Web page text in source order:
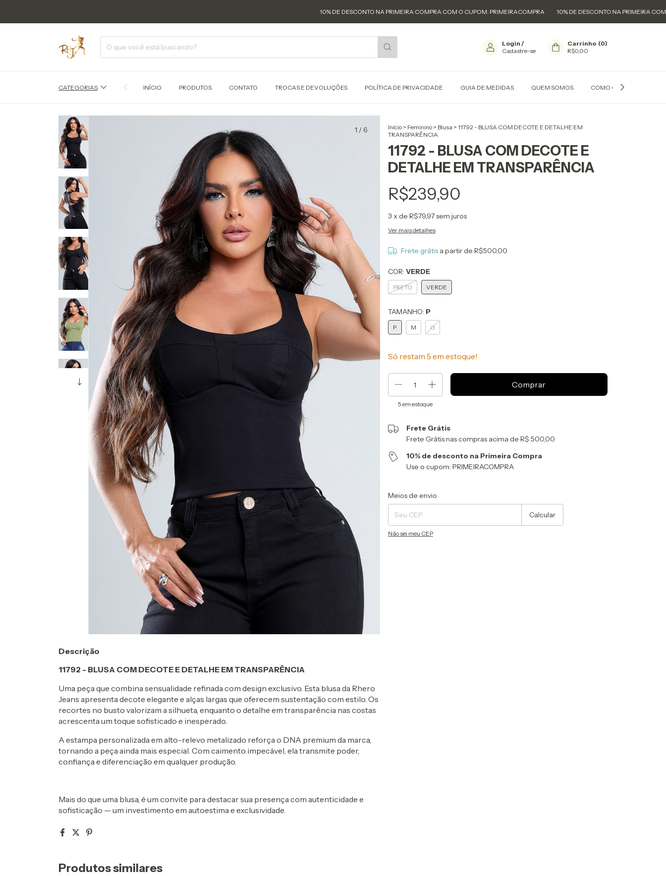
10% DE DESCONTO NA PRIMEIRA COMPRA COM O CUPOM: PRIMEIRACOMPRA 10% DE DESCONTO NA PRIMEIRA COMPRA
Login /
Cadastre-se
Carrinho (0)
R$0,00
CATEGORIAS INÍCIO PRODUTOS CONTATO TROCAS E DEVOLUÇÕES POLÍTICA DE PRIVACIDADE GUIA DE MEDIDAS QUEM SOMOS COMO COMPRAR
1 /6 Início > Feminino > Blusa > 11792 - BLUSA COM DECOTE E DETALHE EM
TRANSPARÊNCIA
11792 - BLUSA COM DECOTE E
DETALHE EM TRANSPARÊNCIA
R$239,90
3 x de R$79,97sem juros
Ver mais detalhes
Frete grátis a partir deR$500,00
COR: VERDE
PRETO VERDE
TAMANHO: P
P M G
Só restam 5 em estoque!
5 em estoque
Frete Grátis
Frete Grátis nas compras acima de R$ 500,00
10% de desconto na Primeira Compra
Use o cupom: PRIMEIRACOMPRA
Entregas para o CEP:
Meios de envio
Calcular
Não sei meu CEP
Descrição
11792 - BLUSA COM DECOTE E DETALHE EM TRANSPARÊNCIA
Uma peça que combina sensualidade refinada com design exclusivo. Esta blusa da Rhero
Jeans apresenta decote elegante e alças largas que oferecem sustentação com estilo. Os
recortes no busto valorizam a silhueta, enquanto o detalhe em transparência nas costas
acrescenta um toque sofisticado e inesperado.
A estampa personalizada em alto-relevo metalizado reforça o DNA premium da marca,
tornando a peça ainda mais especial. Com caimento impecável, ela transmite poder,
confiança e diferenciação em qualquer produção.
Mais do que uma blusa, é um convite para destacar sua presença com autenticidade e
sofisticação — um investimento em autoestima e exclusividade.
Produtos similares